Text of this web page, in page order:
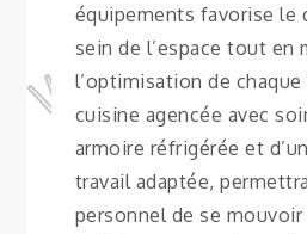
équipements favorise le
sein de l’espace tout en
l’optimisation de chaque
cuisine agencée avec
armoire réfrigérée et
travail adaptée,
personnel de se